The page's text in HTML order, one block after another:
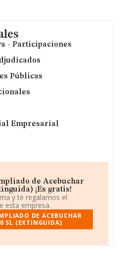
- Participaciones
Públicas
Empresarial
de Acebuchar
¡Es gratis!
y te regalamos el
esta empresa.
DE ACEBUCHAR
SL (EXTINGUIDA)